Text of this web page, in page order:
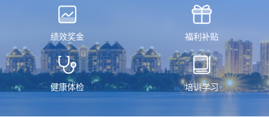
绩效奖金 福利补贴
健康体检 培训学习